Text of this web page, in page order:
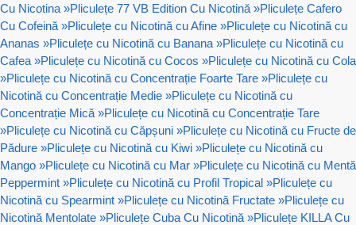
Cu Nicotina »Pliculețe 77 VB Edition Cu Nicotină »Pliculețe Cafero
Cu Cofeină »Pliculețe cu Nicotină cu Afine »Pliculețe cu Nicotină cu
Ananas »Pliculețe cu Nicotină cu Banana »Pliculețe cu Nicotină cu
Cafea »Pliculețe cu Nicotină cu Cocos »Pliculețe cu Nicotină cu Cola
»Pliculețe cu Nicotină cu Concentrație Foarte Tare »Pliculețe cu
Nicotină cu Concentrație Medie »Pliculețe cu Nicotină cu
Concentrație Mică »Pliculețe cu Nicotină cu Concentrație Tare
»Pliculețe cu Nicotină cu Căpșuni »Pliculețe cu Nicotină cu Fructe de
Pădure »Pliculețe cu Nicotină cu Kiwi »Pliculețe cu Nicotină cu
Mango »Pliculețe cu Nicotină cu Mar »Pliculețe cu Nicotină cu Mentă
Peppermint »Pliculețe cu Nicotină cu Profil Tropical »Pliculețe cu
Nicotină cu Spearmint »Pliculețe cu Nicotină Fructate »Pliculețe cu
Nicotină Mentolate »Pliculețe Cuba Cu Nicotină »Pliculețe KILLA Cu